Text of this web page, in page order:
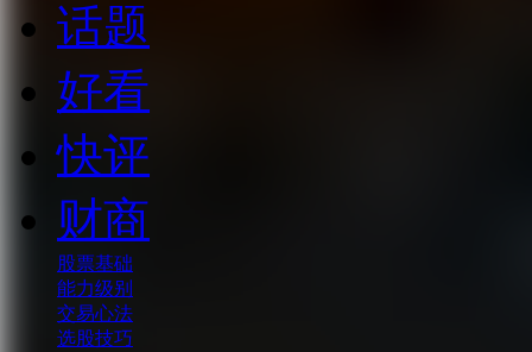
话题
好看
快评
财商
股票基础
能力级别
交易心法
选股技巧